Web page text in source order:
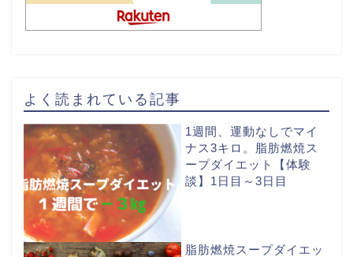
よく読まれている記事
1週間、運動なしでマイ
ナス3キロ。脂肪燃焼ス
ープダイエット【体験
談】1日目～3日目
脂肪燃焼スープダイエッ